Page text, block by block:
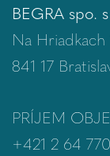
BEGRA spo.
Na Hriadkach
841 17
PRÍJEM
+421 2 64